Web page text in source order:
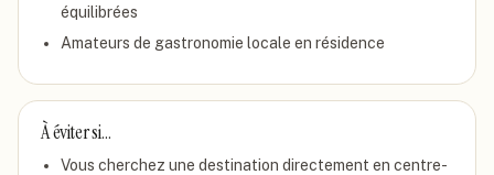
équilibrées
Amateurs de gastronomie locale en résidence
À éviter si…
Vous cherchez une destination directement en centre-